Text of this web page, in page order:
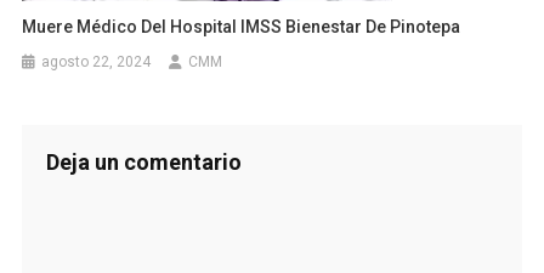
Muere Médico Del Hospital IMSS Bienestar De Pinotepa
agosto 22, 2024 CMM
Deja un comentario